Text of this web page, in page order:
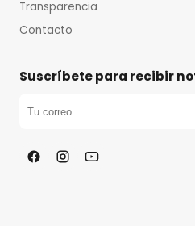
Transparencia
Contacto
Suscríbete para recibir